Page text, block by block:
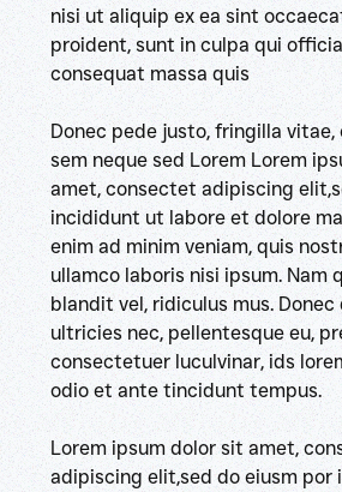
nisi ut aliquip ex ea sint
proident, sunt in culpa qui
consequat massa quis
Donec pede justo, fringilla
sem neque sed Lorem Lorem
amet, consectet adipiscing
incididunt ut labore et dolore
enim ad minim veniam, quis
ullamco laboris nisi ipsum. Nam
blandit vel, ridiculus mus. Donec
ultricies nec, pellentesque eu,
consectetuer luculvinar, ids
odio et ante tincidunt tempus.
Lorem ipsum dolor sit amet,
adipiscing elit,sed do eiusm por